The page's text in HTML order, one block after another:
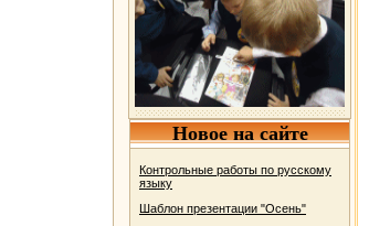
Новое на сайте
Контрольные работы по русскому
языку
Шаблон презентации "Осень"